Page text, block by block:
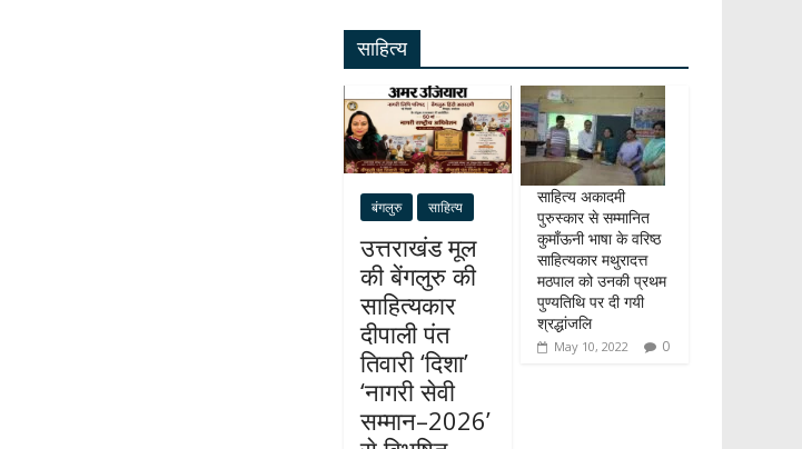
A
p
p
o
k
m
dI
n
साहित्य
बंगलुरु साहित्य
उत्तराखंड मूल
की बेंगलुरु की
साहित्यकार
दीपाली पंत
तिवारी ‘दिशा’
‘नागरी सेवी
सम्मान–2026’
साहित्य अकादमी
पुरुस्कार से सम्मानित
कुमाँऊनी भाषा के वरिष्ठ
साहित्यकार मथुरादत्त
मठपाल को उनकी प्रथम
पुण्यतिथि पर दी गयी
श्रद्धांजलि
May 10, 2022 0